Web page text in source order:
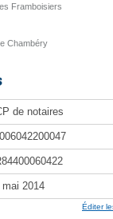
Framboisiers
Chambéry
de notaires
mai 2014
Éditer